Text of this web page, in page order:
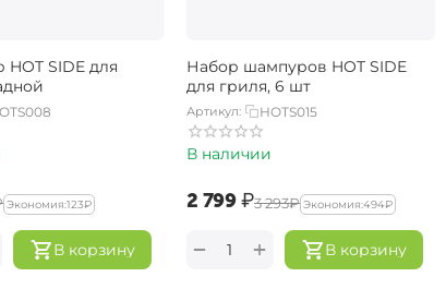
SIDE для
Экономия:‍123‍₽
В корзину
Набор шампуров HOT SIDE
для гриля, 6 шт
Артикул: HOTS015
В наличии
‍2 799‍₽‍3 293‍₽ Экономия:‍494‍₽
В корзину
+
−